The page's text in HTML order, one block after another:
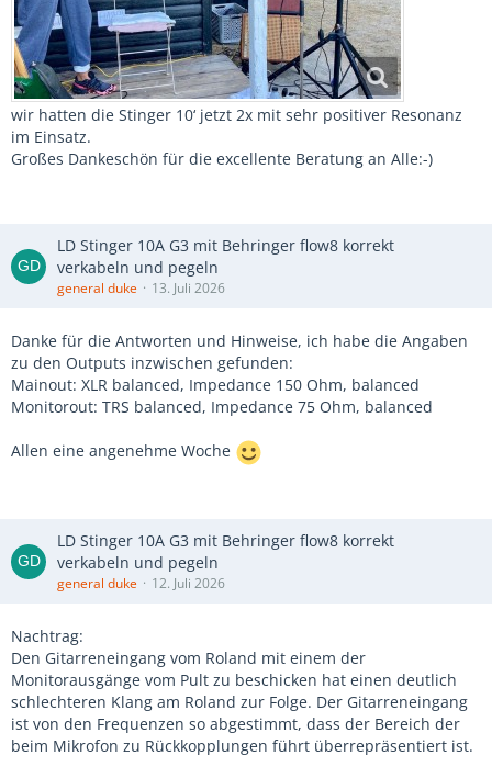
wir hatten die Stinger 10‘ jetzt 2x mit sehr positiver Resonanz
im Einsatz.
Großes Dankeschön für die excellente Beratung an Alle:-)
LD Stinger 10A G3 mit Behringer flow8 korrekt
verkabeln und pegeln
general duke 13. Juli 2026
Danke für die Antworten und Hinweise, ich habe die Angaben
zu den Outputs inzwischen gefunden:
Mainout: XLR balanced, Impedance 150 Ohm, balanced
Monitorout: TRS balanced, Impedance 75 Ohm, balanced
Allen eine angenehme Woche
LD Stinger 10A G3 mit Behringer flow8 korrekt
verkabeln und pegeln
general duke 12. Juli 2026
Nachtrag:
Den Gitarreneingang vom Roland mit einem der
Monitorausgänge vom Pult zu beschicken hat einen deutlich
schlechteren Klang am Roland zur Folge. Der Gitarreneingang
ist von den Frequenzen so abgestimmt, dass der Bereich der
beim Mikrofon zu Rückkopplungen führt überrepräsentiert ist.